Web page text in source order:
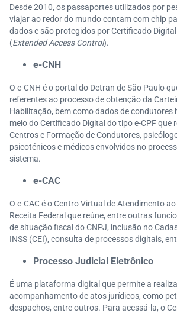
Desde 2010, os passaportes utilizados por
viajar ao redor do mundo contam com chip
dados e são protegidos por Certificado
(Extended Access Control).
e-CNH
O e-CNH é o portal do Detran de São Paulo
referentes ao processo de obtenção da
Habilitação, bem como dados de condutores
meio do Certificado Digital do tipo e-CPF que
Centros e Formação de Condutores,
psicoténicos e médicos envolvidos no
sistema.
e-CAC
O e-CAC é o Centro Virtual de Atendimento
Receita Federal que reúne, entre outras
de situação fiscal do CNPJ, inclusão no
INSS (CEI), consulta de processos digitais,
Processo Judicial Eletrônico
É uma plataforma digital que permite a
acompanhamento de atos jurídicos, como
despachos, entre outros. Para acessá-la, o